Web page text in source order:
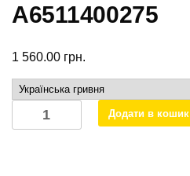
А6511400275
1 560.00 грн.
Охолоджувач
EGR/
Додати в кошик